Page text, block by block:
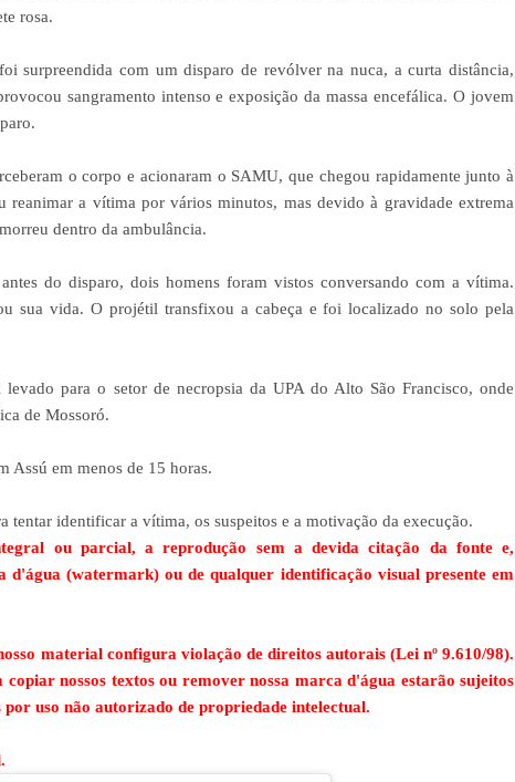
rosa.
surpreendida com um disparo de revólver na nuca, a curta distância,
sangramento intenso e exposição da massa encefálica. O jovem
o corpo e acionaram o SAMU, que chegou rapidamente junto à
reanimar a vítima por vários minutos, mas devido à gravidade extrema
dentro da ambulância.
antes do disparo, dois homens foram vistos conversando com a vítima.
sua vida. O projétil transfixou a cabeça e foi localizado no solo pela
para o setor de necropsia da UPA do Alto São Francisco, onde
de Mossoró.
Assú em menos de 15 horas.
tentar identificar a vítima, os suspeitos e a motivação da execução.
ou parcial, a reprodução sem a devida citação da fonte e,
(watermark) ou de qualquer identificação visual presente em
material configura violação de direitos autorais (Lei nº 9.610/98).
copiar nossos textos ou remover nossa marca d'água estarão sujeitos
por uso não autorizado de propriedade intelectual.